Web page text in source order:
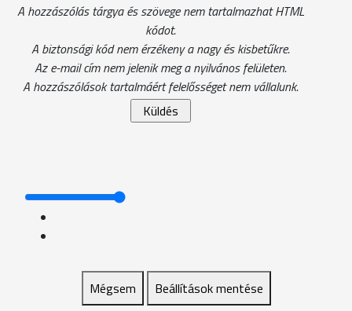
A hozzászólás tárgya és szövege nem tartalmazhat HTML
kódot.
A biztonsági kód nem érzékeny a nagy és kisbetűkre.
Az e-mail cím nem jelenik meg a nyilvános felületen.
A hozzászólások tartalmáért felelősséget nem vállalunk.
Mégsem Beállítások mentése